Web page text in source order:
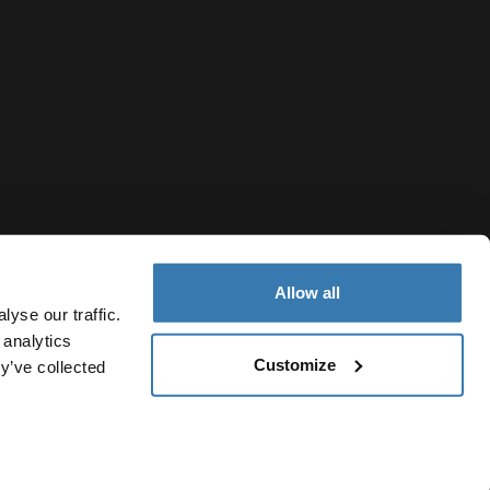
our traffic.
collected
Allow all
Customize
Cookiebeleid Cookie-instellingen Current market/
Netherlands